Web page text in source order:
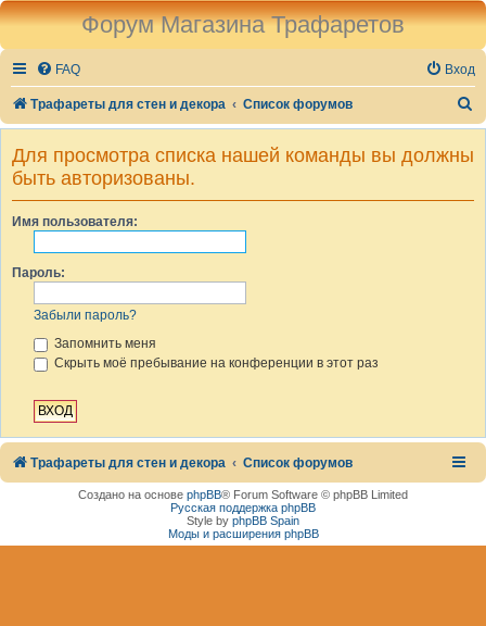
Форум Магазина Трафаретов
FAQ Вход
Трафареты для стен и декора Список форумов
о
Для просмотра списка нашей команды вы должны
быть авторизованы.
Имя пользователя:
Пароль:
Забыли пароль?
Запомнить меня
Скрыть моё пребывание на конференции в этот раз
Трафареты для стен и декора Список форумов
Создано на основе phpBB® Forum Software © phpBB Limited
Русская поддержка phpBB
Style by phpBB Spain
Моды и расширения phpBB